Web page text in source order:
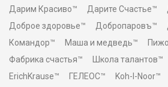
Дарим Красиво™
Дарите Счастье™
Доброе здоровье™
Добропаровъ™
Командор™
Маша и медведь™
Фабрика счастья™
Школа талантов™
ErichKrause™
ГЕЛЕОС™ Koh-I-Noor™